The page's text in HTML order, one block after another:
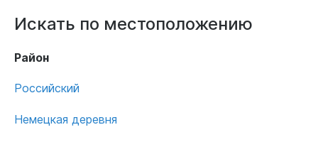
Искать по местоположению
Район
Российский
Немецкая деревня